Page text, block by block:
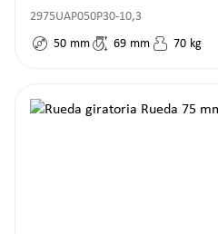
2975UAP050P30-10,3
50 mm 69 mm 70 kg